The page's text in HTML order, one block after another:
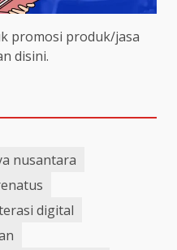
promosi produk/jasa
disini.
nusantara
digital